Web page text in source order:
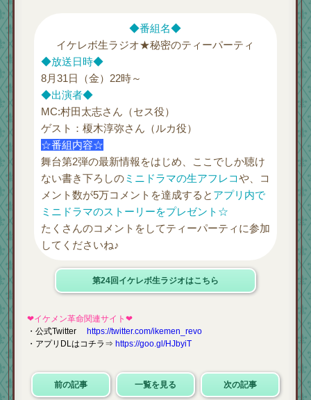
◆番組名◆
イケレボ生ラジオ★秘密のティーパーティ
◆放送日時◆
8月31日（金）22時～
◆出演者◆
MC:村田太志さん（セス役）
ゲスト：榎木淳弥さん（ルカ役）
☆番組内容☆
舞台第2弾の最新情報をはじめ、ここでしか聴け
ない書き下ろしのミニドラマの生アフレコや、コ
メント数が5万コメントを達成すると アプリ内で
ミニドラマのストーリーをプレゼント☆
たくさんのコメントをしてティーパーティに参加
してくださいね♪
第24回イケレボ生ラジオはこちら
❤イケメン革命関連サイト❤
・公式Twitter
https://twitter.com/ikemen_revo
・アプリDLはコチラ⇒ https://goo.gl/HJbyiT
前の記事 一覧を見る 次の記事